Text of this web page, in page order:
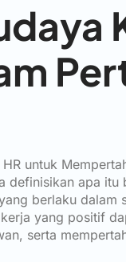
untuk
definisikan apa
berlaku dalam
yang positif
serta